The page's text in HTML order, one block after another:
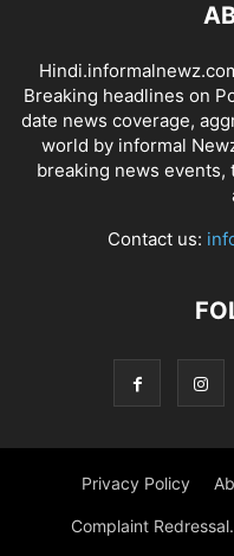
Breaking headlines on
date news coverage,
world by informal
breaking news
Contact us:
Privacy Policy
Complaint Redressal.